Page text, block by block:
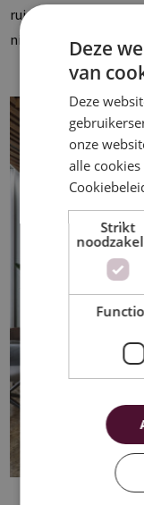
ruimte. Wave tilt het
niveau vanDeze
van
Deze
onze
alle
Strikt